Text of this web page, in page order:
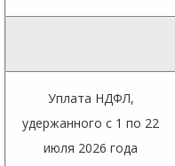
Уплата НДФЛ,
удержанного с 1 по 22
июля 2026 года